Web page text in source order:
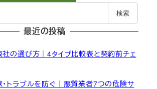
検索
最近の投稿
の選び方｜4タイプ比較表と契約前チェ
トラブルを防ぐ｜悪質業者7つの危険サ